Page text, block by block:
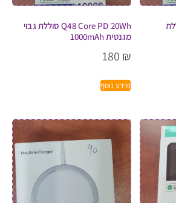
Q48 Core PD 20Wh סוללת גבוי
מגנטית 1000mAh
180 ₪
מידע נוסף